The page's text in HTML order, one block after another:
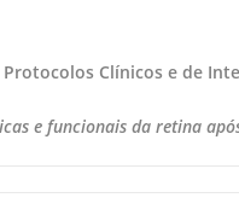
Protocolos Clínicos e de
e funcionais da retina